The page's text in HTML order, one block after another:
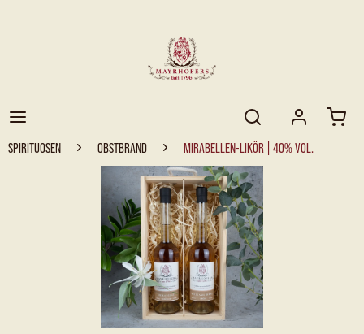
SPIRITUOSEN OBSTBRAND MIRABELLEN-LIKÖR | 40% VOL.